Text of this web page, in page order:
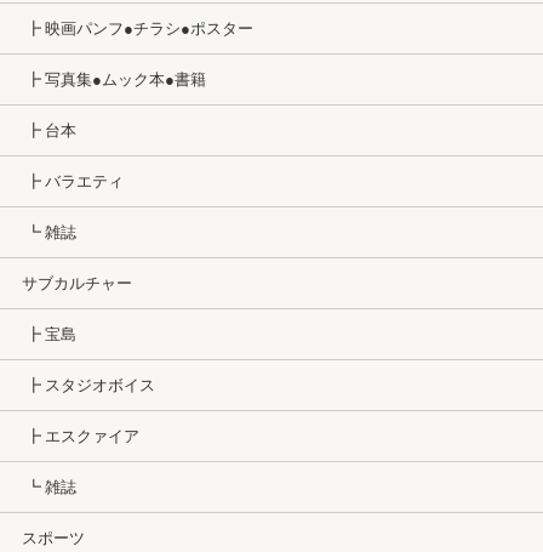
┣ 映画パンフ●チラシ●ポスター
┣ 写真集●ムック本●書籍
┣ 台本
┣ バラエティ
┗ 雑誌
サブカルチャー
┣ 宝島
┣ スタジオボイス
┣ エスクァイア
┗ 雑誌
スポーツ